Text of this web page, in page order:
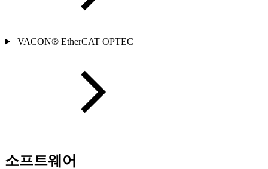
VACON® EtherCAT OPTEC
소프트웨어